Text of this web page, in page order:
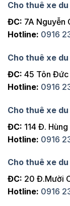
Cho thuê xe
ĐC: 7A Nguyễn
Hotline: 0916
Cho thuê xe
ĐC: 45 Tôn Đức
Hotline: 0916
Cho thuê xe
ĐC: 114 Đ.
Hotline: 0916
Cho thuê xe
ĐC: 20 Đ.Mười
Hotline: 0916